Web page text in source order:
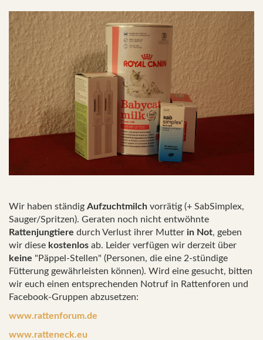
Wir haben ständig Aufzuchtmilch vorrätig (+ SabSimplex,
Sauger/Spritzen). Geraten noch nicht entwöhnte
Rattenjungtiere durch Verlust ihrer Mutter in Not, geben
wir diese kostenlos ab. Leider verfügen wir derzeit über
keine "Päppel-Stellen" (Personen, die eine 2-stündige
Fütterung gewährleisten können). Wird eine gesucht, bitten
wir euch einen entsprechenden Notruf in Rattenforen und
Facebook-Gruppen abzusetzen:
www.rattenforum.de
www.ratteneck.eu